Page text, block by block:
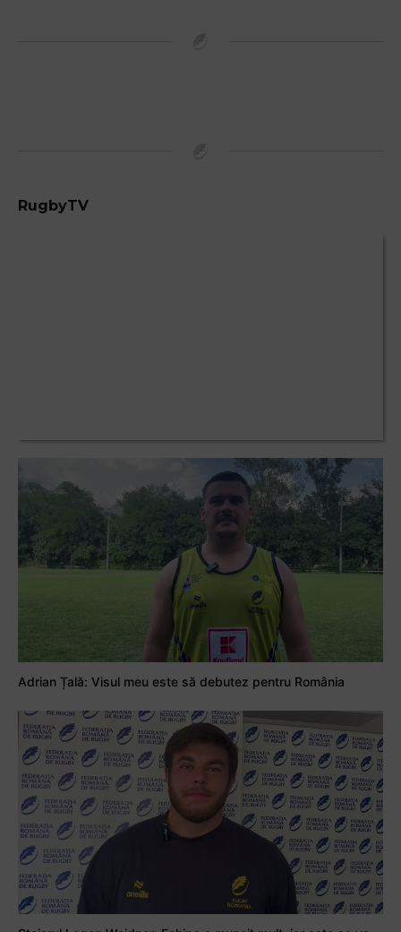
RugbyTV
Adrian Țală: Visul meu este să debutez pentru România